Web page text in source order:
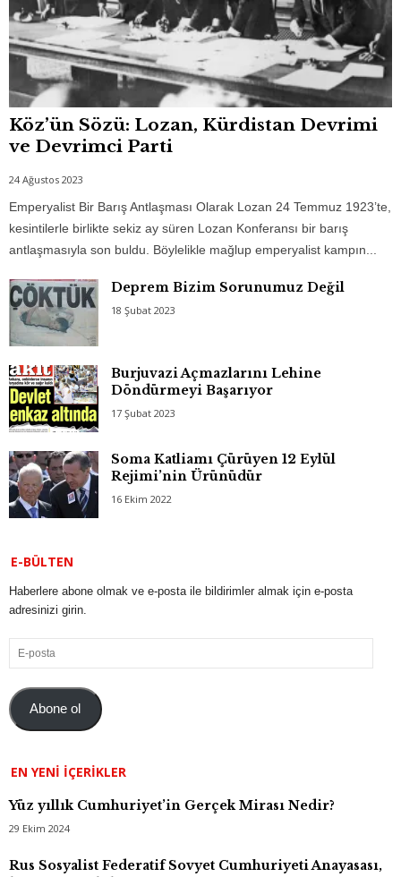
Köz’ün Sözü: Lozan, Kürdistan Devrimi
ve Devrimci Parti
24 Ağustos 2023
Emperyalist Bir Barış Antlaşması Olarak Lozan 24 Temmuz 1923’te,
kesintilerle birlikte sekiz ay süren Lozan Konferansı bir barış
antlaşmasıyla son buldu. Böylelikle mağlup emperyalist kampın...
Deprem Bizim Sorunumuz Değil
18 Şubat 2023
Burjuvazi Açmazlarını Lehine
Döndürmeyi Başarıyor
17 Şubat 2023
Soma Katliamı Çürüyen 12 Eylül
Rejimi’nin Ürünüdür
16 Ekim 2022
E-BÜLTEN
Haberlere abone olmak ve e-posta ile bildirimler almak için e-posta
adresinizi girin.
E-
posta
Abone ol
EN YENI İÇERIKLER
Yüz yıllık Cumhuriyet’in Gerçek Mirası Nedir?
29 Ekim 2024
Rus Sosyalist Federatif Sovyet Cumhuriyeti Anayasası,